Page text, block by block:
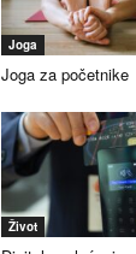
Joga
Joga za početnike
Život